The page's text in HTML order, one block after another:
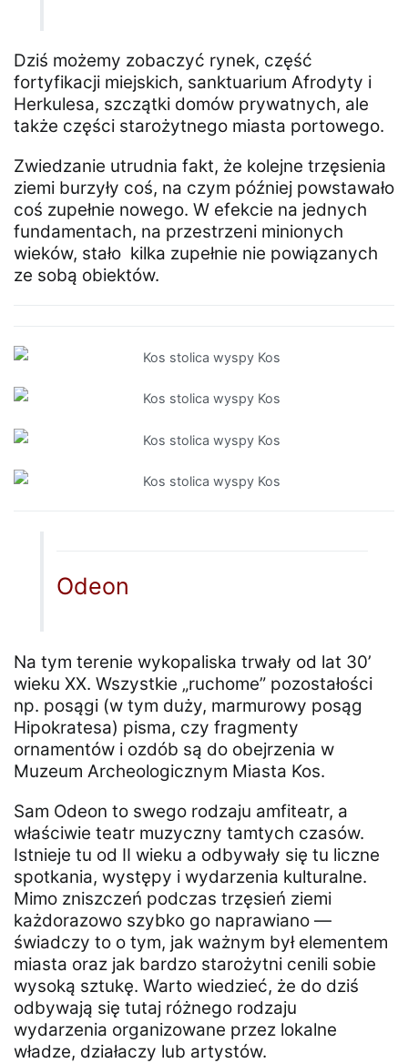
Dziś możemy zobaczyć rynek, część
fortyfikacji miejskich, sanktuarium Afrodyty i
Herkulesa, szczątki domów prywatnych, ale
także części starożytnego miasta portowego.
Zwiedzanie utrudnia fakt, że kolejne trzęsienia
ziemi burzyły coś, na czym później powstawało
coś zupełnie nowego. W efekcie na jednych
fundamentach, na przestrzeni minionych
wieków, stało kilka zupełnie nie powiązanych
ze sobą obiektów.
Odeon
Na tym terenie wykopaliska trwały od lat 30’
wieku XX. Wszystkie „ruchome” pozostałości
np. posągi (w tym duży, marmurowy posąg
Hipokratesa) pisma, czy fragmenty
ornamentów i ozdób są do obejrzenia w
Muzeum Archeologicznym Miasta Kos.
Sam Odeon to swego rodzaju amfiteatr, a
właściwie teatr muzyczny tamtych czasów.
Istnieje tu od II wieku a odbywały się tu liczne
spotkania, występy i wydarzenia kulturalne.
Mimo zniszczeń podczas trzęsień ziemi
każdorazowo szybko go naprawiano —
świadczy to o tym, jak ważnym był elementem
miasta oraz jak bardzo starożytni cenili sobie
wysoką sztukę. Warto wiedzieć, że do dziś
odbywają się tutaj różnego rodzaju
wydarzenia organizowane przez lokalne
władze, działaczy lub artystów.